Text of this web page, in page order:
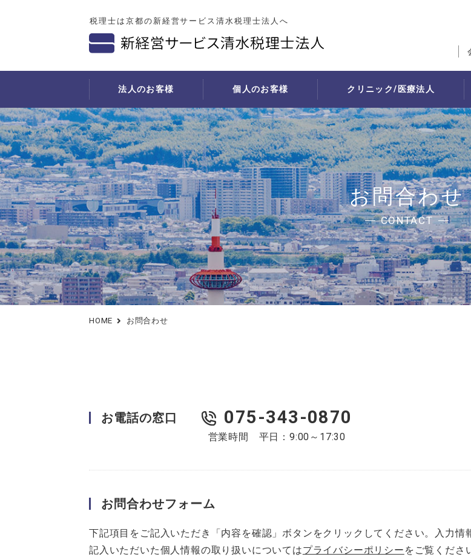
税理士は京都の新経営サービス清水税理士法人へ
法人のお客様
法人税の申告
決算対策
法人税の確定申告
書面添付
月次決算／四半期業績検討
年末調整業務
償却資産税申告業務
税務調査が来る
月次巡回監査
料金表
経理代行
導入事例
経理代行（記帳代行）の流れ
経理代行お見積り
経営支援
将軍の日（中期
経営幹部育成支
個人のお客様
個人の確定申告
事業をされている方
月次巡回監査
料金表
不動産の賃貸収入がある方
医療費を多額に支払われた方
創業
創業者向け中
創業支援制度
会社設立
法人設立シミ
クリニック/医療法人
開業支援サービス
開業の事前相談
診療圏調査と開業地選定
医院建築に関する相談
医療機器導入に関する相談
資金調達交渉のバックアップ
事業収支計画書の作成
広告・広報活動への助言
スタッフ募集・採用に関する助言
スタッフ教育
行政への提出書類作成支援
アフターサポート
医院経営サポート
税務・会計サポート
節税とは
節税対策
医療法人設立・分院設立
人事・労務サポート
受付事務業務
医
医院
承継
医院
個人
医療
社会福祉法人の会計と税務 社会福祉法人の新会計基準 社会福祉
相続税の申告
所得税の準確定申告・相続税の申告
相続手続きの流れ
書面添付
お勧めしたい方
遺産分割
相続手続きにおいて必要な準備書類
財産の名義変更手続き
相続税等申告手続費用
相続・贈与対策
遺言作成
個人財産の現状分析
贈与税申告が必要な場合
お問合わせ
CONTACT
HOME お問合わせ
お電話の窓口 075-343-0870
営業時間 平日：9:00～17:30
お問合わせフォーム
下記項目をご記入いただき「内容を確認」ボタンをクリックしてください。入力情
記入いただいた個人情報の取り扱いについてはプライバシーポリシー をご覧くださ